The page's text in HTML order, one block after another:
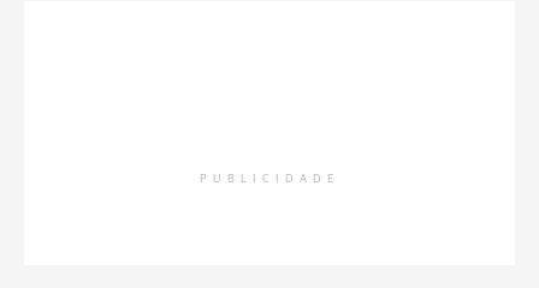
PUBLICIDADE